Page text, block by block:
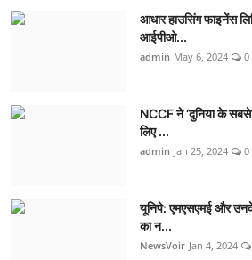
आधार हाउसिंग फाइनेंस
आईपीओ...
admin May 6, 2024 0
NCCF ने ‘दुनिया के
लिए ...
admin Jan 25, 2024 0
यूनिपे: एमएसएमई और
का न...
NewsVoir Jan 4, 2024